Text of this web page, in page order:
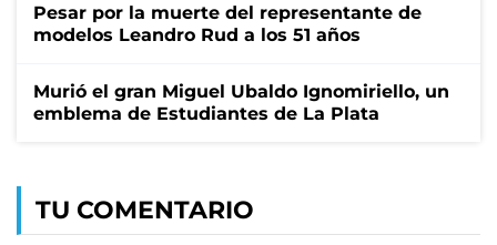
Pesar por la muerte del representante de
modelos Leandro Rud a los 51 años
Murió el gran Miguel Ubaldo Ignomiriello, un
emblema de Estudiantes de La Plata
TU COMENTARIO